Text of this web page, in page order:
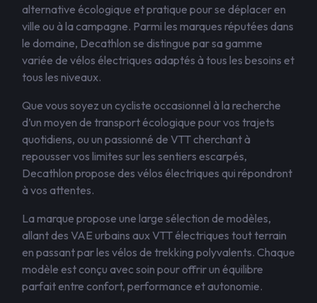
alternative écologique et pratique pour se déplacer en
ville ou à la campagne. Parmi les marques réputées dans
le domaine, Decathlon se distingue par sa gamme
variée de vélos électriques adaptés à tous les besoins et
tous les niveaux.
Que vous soyez un cycliste occasionnel à la recherche
d’un moyen de transport écologique pour vos trajets
quotidiens, ou un passionné de VTT cherchant à
repousser vos limites sur les sentiers escarpés,
Decathlon propose des vélos électriques qui répondront
à vos attentes.
La marque propose une large sélection de modèles,
allant des VAE urbains aux VTT électriques tout terrain
en passant par les vélos de trekking polyvalents. Chaque
modèle est conçu avec soin pour offrir un équilibre
parfait entre confort, performance et autonomie.